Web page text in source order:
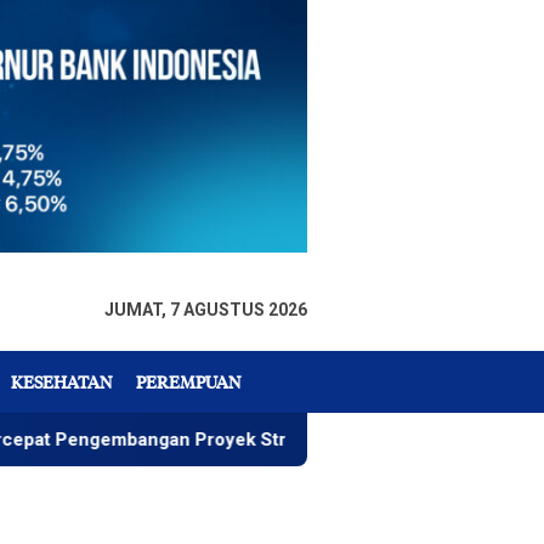
JUMAT, 7 AGUSTUS 2026
KESEHATAN PEREMPUAN
Proyek Strategis IGP Pomalaa